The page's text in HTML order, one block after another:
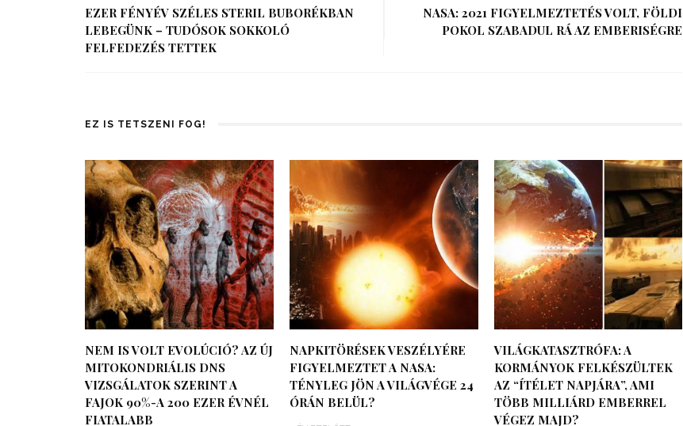
EZER FÉNYÉV SZÉLES STERIL BUBORÉKBAN
LEBEGÜNK – TUDÓSOK SOKKOLÓ
FELFEDEZÉS TETTEK
NASA: 2021 FIGYELMEZTETÉS VOLT, FÖLDI
POKOL SZABADUL RÁ AZ EMBERISÉGRE
EZ IS TETSZENI FOG!
NEM IS VOLT EVOLÚCIÓ? AZ ÚJ
MITOKONDRIÁLIS DNS
VIZSGÁLATOK SZERINT A
FAJOK 90%-A 200 EZER ÉVNÉL
FIATALABB
NAPKITÖRÉSEK VESZÉLYÉRE
FIGYELMEZTET A NASA:
TÉNYLEG JÖN A VILÁGVÉGE 24
ÓRÁN BELÜL?
VILÁGKATASZTRÓFA: A
KORMÁNYOK FELKÉSZÜLTEK
AZ “ÍTÉLET NAPJÁRA”, AMI
TÖBB MILLIÁRD EMBERREL
VÉGEZ MAJD?